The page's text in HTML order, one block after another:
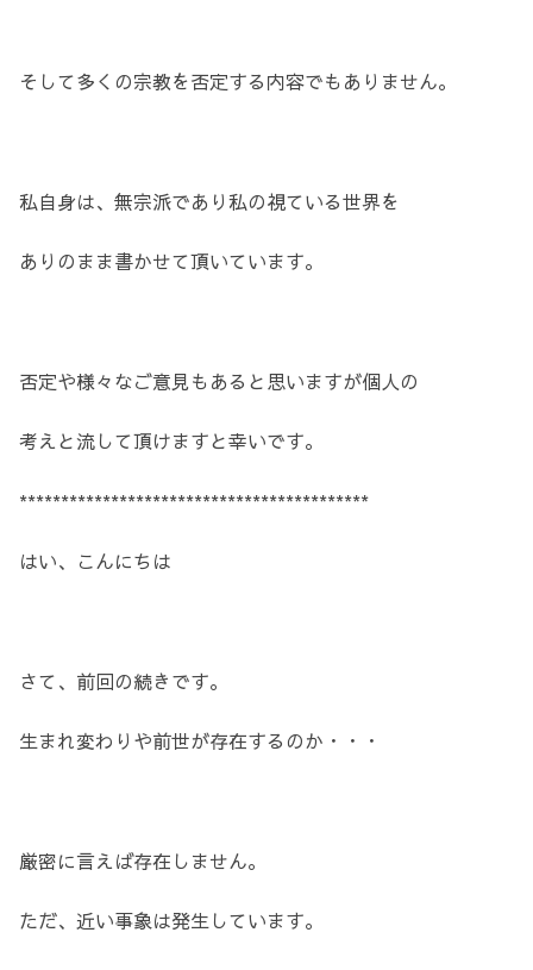
そして多くの宗教を否定する内容でもありません。
私自身は、無宗派であり私の視ている世界を
ありのまま書かせて頂いています。
否定や様々なご意見もあると思いますが個人の
考えと流して頂けますと幸いです。
******************************************
はい、こんにちは
さて、前回の続きです。
生まれ変わりや前世が存在するのか・・・
厳密に言えば存在しません。
ただ、近い事象は発生しています。